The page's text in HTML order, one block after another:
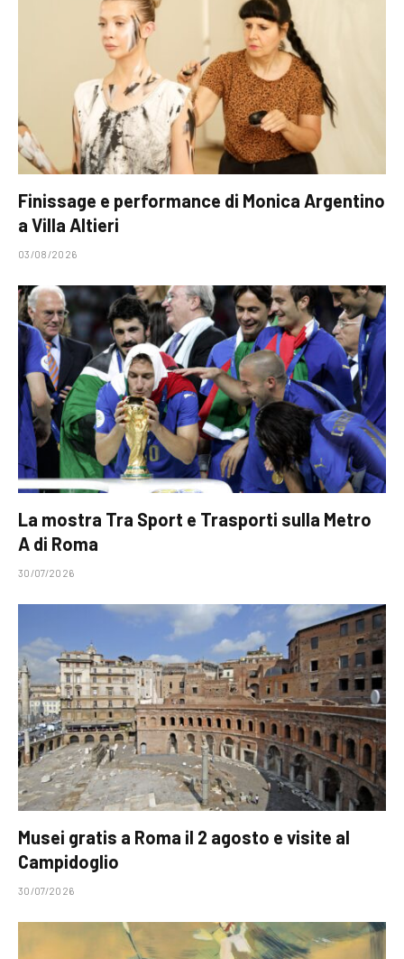
Finissage e performance di Monica Argentino
a Villa Altieri
03/08/2026
La mostra Tra Sport e Trasporti sulla Metro
A di Roma
30/07/2026
Musei gratis a Roma il 2 agosto e visite al
Campidoglio
30/07/2026